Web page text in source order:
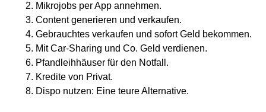
Mikrojobs per App annehmen.
Content generieren und verkaufen.
Gebrauchtes verkaufen und sofort Geld bekommen.
Mit Car-Sharing und Co. Geld verdienen.
Pfandleihhäuser für den Notfall.
Kredite von Privat.
Dispo nutzen: Eine teure Alternative.